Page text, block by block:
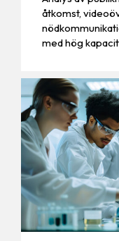
åtkomst,
med hög